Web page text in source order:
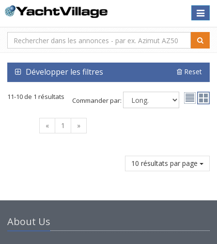
Toggle
Développer les filtres Reset
11-10 de 1 résultats Commander par:
« 1 »
10 résultats par page
About Us